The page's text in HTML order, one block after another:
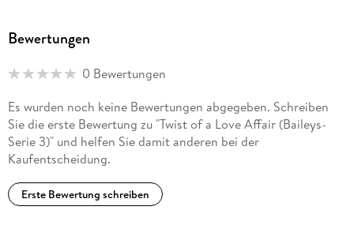
Geschichten ihre Stimme. Besonders bei den Fans von
Phillip Delarge wäre als Kind am liebsten zum Zirkus
die Schauspielerei und liest heute mit Vorliebe erotische
Hörbücher.
Bewertungen
0 Bewertungen
Es wurden noch keine Bewertungen abgegeben. Schreiben
Sie die erste Bewertung zu "Twist of a Love Affair (Baileys-
Serie 3)" und helfen Sie damit anderen bei der
Kaufentscheidung.
Erste Bewertung schreiben